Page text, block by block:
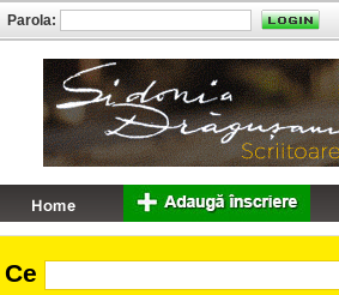
Ce
Parola: